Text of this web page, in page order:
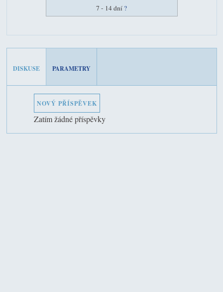
7 - 14 dní ?
DISKUSE PARAMETRY
NOVÝ PŘÍSPĚVEK
Zatím žádné příspěvky